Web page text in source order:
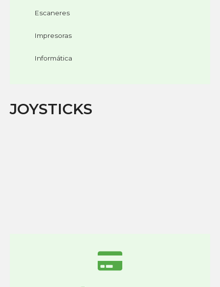
Escaneres
Impresoras
Informática
JOYSTICKS